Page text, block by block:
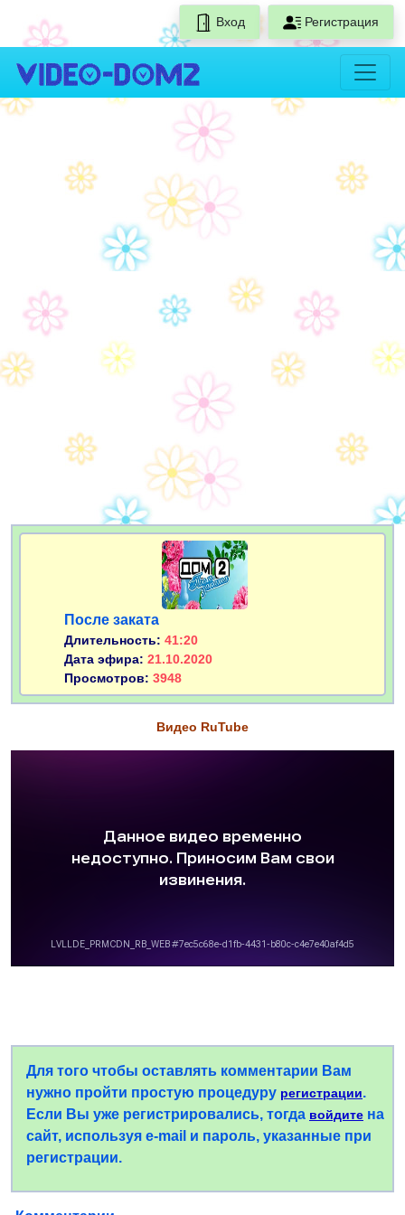
Вход Регистрация
После заката
Длительность: 41:20
Дата эфира: 21.10.2020
Просмотров: 3948
Видео RuTube
Для того чтобы оставлять комментарии Вам
нужно пройти простую процедуру регистрации.
Если Вы уже регистрировались, тогда войдите на
сайт, используя e-mail и пароль, указанные при
регистрации.